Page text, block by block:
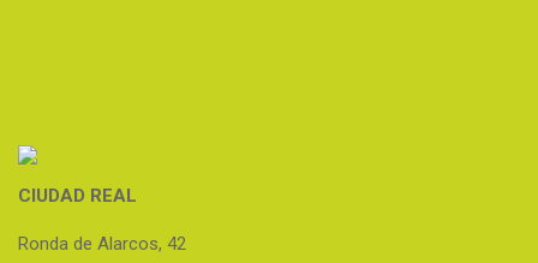
CIUDAD REAL
Ronda de Alarcos, 42